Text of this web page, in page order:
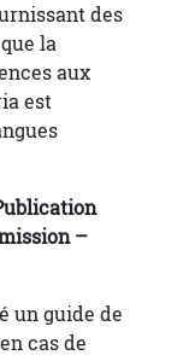
des
la
aux
est
–
un guide de
cas de